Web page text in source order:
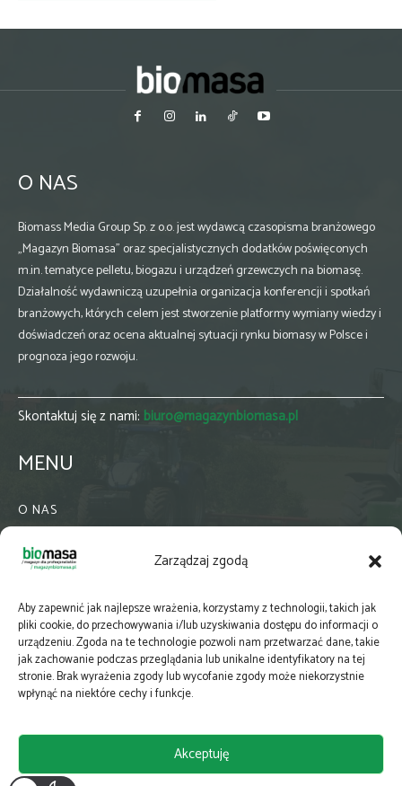
Zarządzaj zgodą
Aby zapewnić jak najlepsze wrażenia, korzystamy z technologii, takich jak
pliki cookie, do przechowywania i/lub uzyskiwania dostępu do informacji o
urządzeniu. Zgoda na te technologie pozwoli nam przetwarzać dane, takie
jak zachowanie podczas przeglądania lub unikalne identyfikatory na tej
stronie. Brak wyrażenia zgody lub wycofanie zgody może niekorzystnie
wpłynąć na niektóre cechy i funkcje.
Akceptuję
O NAS
Biomass Media Group Sp. z o.o. jest wydawcą czasopisma branżowego
„Magazyn Biomasa” oraz specjalistycznych dodatków poświęconych
m.in. tematyce pelletu, biogazu i urządzeń grzewczych na biomasę.
Działalność wydawniczą uzupełnia organizacja konferencji i spotkań
branżowych, których celem jest stworzenie platformy wymiany wiedzy i
doświadczeń oraz ocena aktualnej sytuacji rynku biomasy w Polsce i
prognoza jego rozwoju.
Skontaktuj się z nami: biuro@magazynbiomasa.pl
MENU
O NAS
WSPÓŁPRACA
PRENUMERATA
NEWSLETTER
MAPY
E-WYDANIE